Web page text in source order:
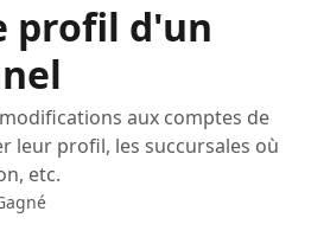
profil d'un
aux comptes de
leur profil, les succursales où
etc.